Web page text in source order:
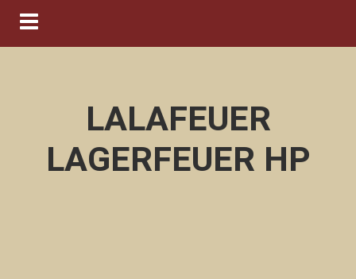
Navigation ein-/ausblenden
LALAFEUER
LAGERFEUER HP